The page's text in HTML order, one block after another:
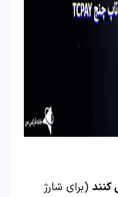
کنند (برای شارژ